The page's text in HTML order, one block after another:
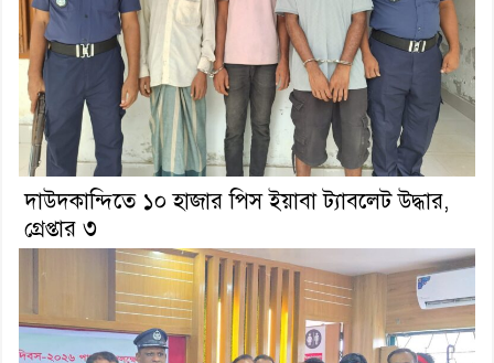
দাউদকান্দিতে ১০ হাজার পিস ইয়াবা ট্যাবলেট উদ্ধার,
গ্রেপ্তার ৩